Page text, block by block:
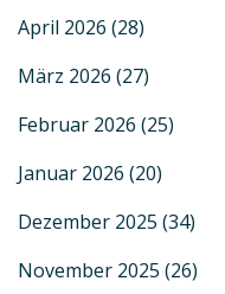
April 2026 (28)
März 2026 (27)
Februar 2026 (25)
Januar 2026 (20)
Dezember 2025 (34)
November 2025 (26)